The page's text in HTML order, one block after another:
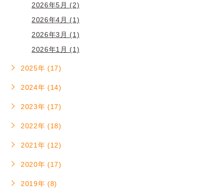
2026年5月 (2)
2026年4月 (1)
2026年3月 (1)
2026年1月 (1)
2025年 (17)
2024年 (14)
2023年 (17)
2022年 (18)
2021年 (12)
2020年 (17)
2019年 (8)